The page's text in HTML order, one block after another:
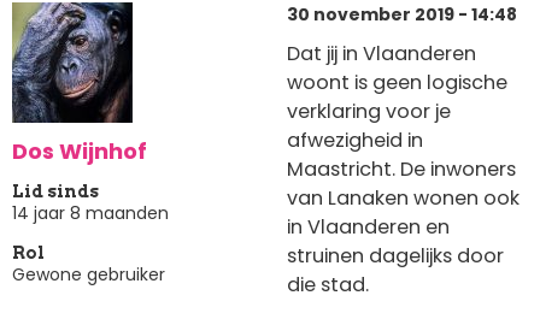
Dos Wijnhof
Lid sinds
14 jaar 8 maanden
Rol
Gewone gebruiker
30 november 2019 - 14:48
Dat jij in Vlaanderen
woont is geen logische
verklaring voor je
afwezigheid in
Maastricht. De inwoners
van Lanaken wonen ook
in Vlaanderen en
struinen dagelijks door
die stad.